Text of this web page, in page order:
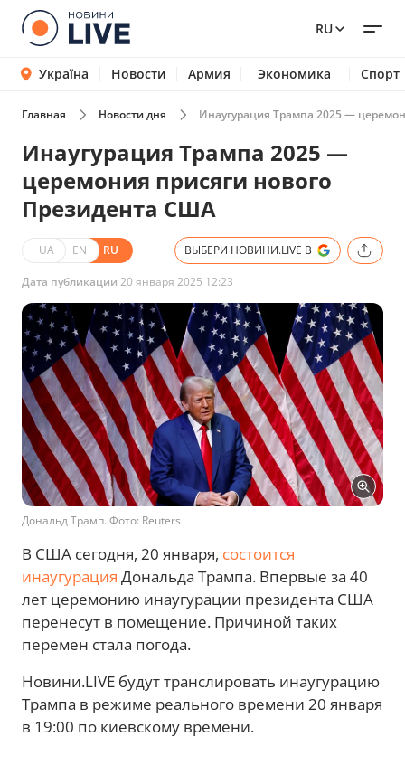
RU
Україна Новости Армия Экономика Спорт
Главная Новости дня Инаугурация Трампа 2025 —
Инаугурация Трампа 2025 —
церемония присяги нового
Президента США
UA EN RU ВЫБЕРИ НОВИНИ.LIVE В
Дата публикации 20 января 2025 12:23
Дональд Трамп. Фото: Reuters
В США сегодня, 20 января, состоится
инаугурация Дональда Трампа. Впервые за 40
лет церемонию инаугурации президента США
перенесут в помещение. Причиной таких
перемен стала погода.
Новини.LIVE будут транслировать инаугурацию
Трампа в режиме реального времени 20 января
в 19:00 по киевскому времени.